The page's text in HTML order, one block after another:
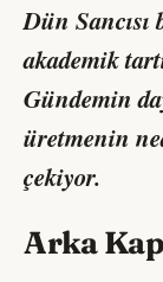
Dün Sancısı
akademik
Gündemin
üretmenin
çekiyor.
Arka